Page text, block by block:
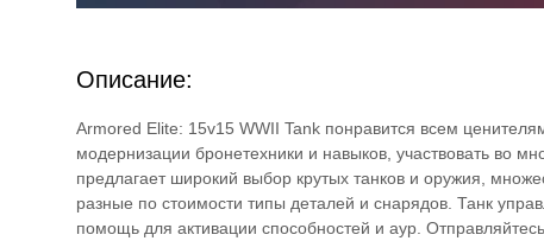
Описание:
Armored Elite: 15v15 WWII Tank понравится всем
модернизации бронетехники и навыков, участвовать во
предлагает широкий выбор крутых танков и оружия,
разные по стоимости типы деталей и снарядов. Танк
помощь для активации способностей и аур.